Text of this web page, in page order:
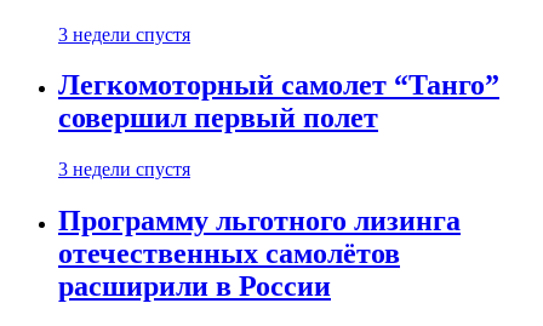
3 недели спустя
Легкомоторный самолет “Танго”
совершил первый полет
3 недели спустя
Программу льготного лизинга
отечественных самолётов
расширили в России